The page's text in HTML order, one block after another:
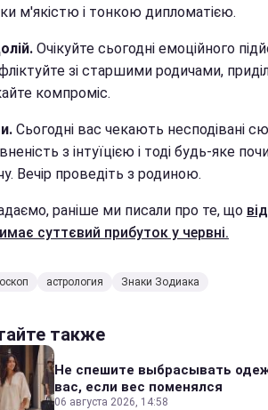
м'якістю і тонкою дипломатією.
Очікуйте сьогодні емоційного
зі старшими родичами,
компроміс.
Сьогодні вас чекають несподівані
з інтуїцією і тоді будь-яке
Вечір проведіть з родиною.
раніше ми писали про те, що
суттєвий прибуток у червні.
астрология Знаки Зодиака
также
Не спешите выбрасывать
вас, если вес поменялся
06 августа 2026, 14:58